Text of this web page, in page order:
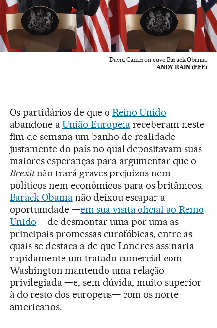
David Cameron ouve Barack Obama.
ANDY RAIN (EFE)
Os partidários de que o Reino Unido
abandone a União Europeiareceberam neste
fim de semana um banho de realidade
justamente do país no qual depositavam suas
maiores esperanças para argumentar que o
Brexitnão trará graves prejuízos nem
políticos nem econômicos para os britânicos.
Barack Obamanão deixou escapar a
oportunidade —em sua visita oficial ao Reino
Unido— de desmontar uma por uma as
principais promessas eurofóbicas, entre as
quais se destaca a de que Londres assinaria
rapidamente um tratado comercial com
Washington mantendo uma relação
privilegiada —e, sem dúvida, muito superior
à do resto dos europeus— com os norte-
americanos.